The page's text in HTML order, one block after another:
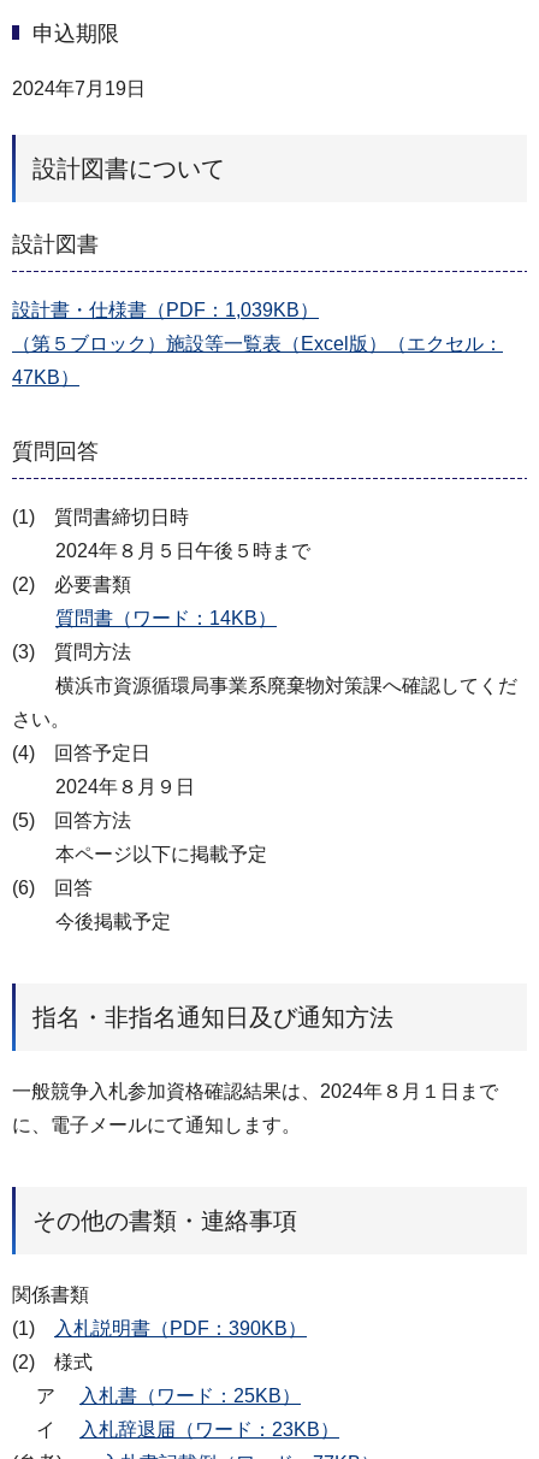
申込期限
2024年7月19日
設計図書について
設計図書
設計書・仕様書（PDF：1,039KB）
（第５ブロック）施設等一覧表（Excel版）（エクセル：
47KB）
質問回答
(1) 質問書締切日時
2024年８月５日午後５時まで
(2) 必要書類
質問書（ワード：14KB）
(3) 質問方法
横浜市資源循環局事業系廃棄物対策課へ確認してくだ
さい。
(4) 回答予定日
2024年８月９日
(5) 回答方法
本ページ以下に掲載予定
(6) 回答
今後掲載予定
指名・非指名通知日及び通知方法
一般競争入札参加資格確認結果は、2024年８月１日まで
に、電子メールにて通知します。
その他の書類・連絡事項
関係書類
(1)
入札説明書（PDF：390KB）
(2) 様式
ア
入札書（ワード：25KB）
イ
入札辞退届（ワード：23KB）